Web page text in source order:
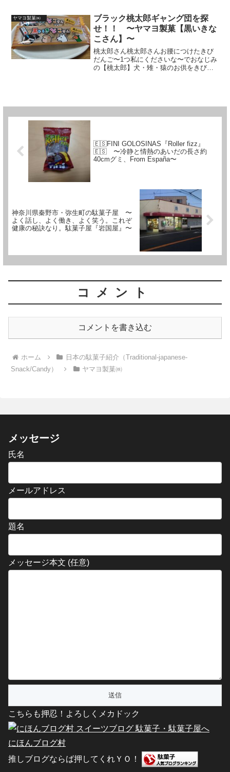
ヤマヨ製菓㈱
ブラック桃太郎ギャング団を探
せ！！ 〜ヤマヨ製菓【黒いきな
こさん】〜
桃太郎さん桃太郎さんお腰につけたきび
だんご〜1つ私にくださいな〜でおなじみ
の【桃太郎】犬・雉・猿のお供をきびだ
🇪🇸FINI GOLOSINAS『Roller fizz』
🇪🇸 〜冷静と情熱のあいだの長さ約
40cmグミ、From España〜
神奈川県秦野市・弥生町の駄菓子屋 〜
よく話し、よく働き、よく笑う。これぞ
健康の秘訣なり。駄菓子屋『岩国屋』〜
コメント
コメントを書き込む
ホーム
日本の駄菓子紹介（Traditional-japanese-
Snack/Candy）
ヤマヨ製菓㈱
メッセージ
氏名
メールアドレス
題名
メッセージ本文 (任意)
こちらも押忍！よろしくメカドック
にほんブログ村
推しブログならば押してくれＹＯ！